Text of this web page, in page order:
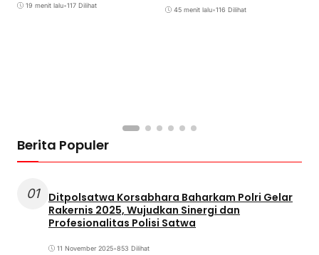
19 menit lalu•117 Dilihat
45 menit lalu•116 Dilihat
Berita Populer
01
Ditpolsatwa Korsabhara Baharkam Polri Gelar
Rakernis 2025, Wujudkan Sinergi dan
Profesionalitas Polisi Satwa
11 November 2025•853 Dilihat